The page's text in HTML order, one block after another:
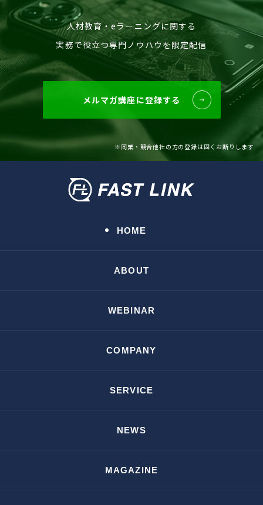
人材教育・eラーニングに関する
実務で役立つ専門ノウハウを限定配信
メルマガ講座に登録する
※同業・競合他社の方の登録は固くお断りします
HOME
ABOUT
WEBINAR
COMPANY
SERVICE
NEWS
MAGAZINE